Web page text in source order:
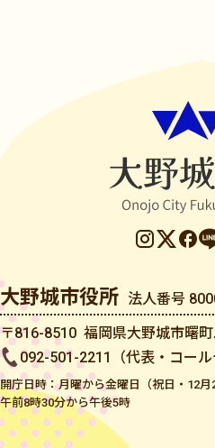
大野城市役所 法人番号
〒816-8510 福岡県大野城市曙
092-501-2211（代表・コー
開庁日時：月曜から金曜日（祝日・12
午前8時30分から午後5時